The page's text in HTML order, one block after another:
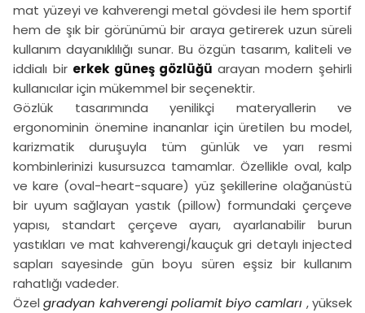
mat yüzeyi ve kahverengi metal gövdesi ile hem sportif
hem de şık bir görünümü bir araya getirerek uzun süreli
kullanım dayanıklılığı sunar. Bu özgün tasarım, kaliteli ve
iddialı bir erkek güneş gözlüğü arayan modern şehirli
kullanıcılar için mükemmel bir seçenektir.
Gözlük tasarımında yenilikçi materyallerin ve
ergonominin önemine inananlar için üretilen bu model,
karizmatik duruşuyla tüm günlük ve yarı resmi
kombinlerinizi kusursuzca tamamlar. Özellikle oval, kalp
ve kare (oval-heart-square) yüz şekillerine olağanüstü
bir uyum sağlayan yastık (pillow) formundaki çerçeve
yapısı, standart çerçeve ayarı, ayarlanabilir burun
yastıkları ve mat kahverengi/kauçuk gri detaylı injected
sapları sayesinde gün boyu süren eşsiz bir kullanım
rahatlığı vadeder.
Özelgradyan kahverengi poliamit biyo camları , yüksek